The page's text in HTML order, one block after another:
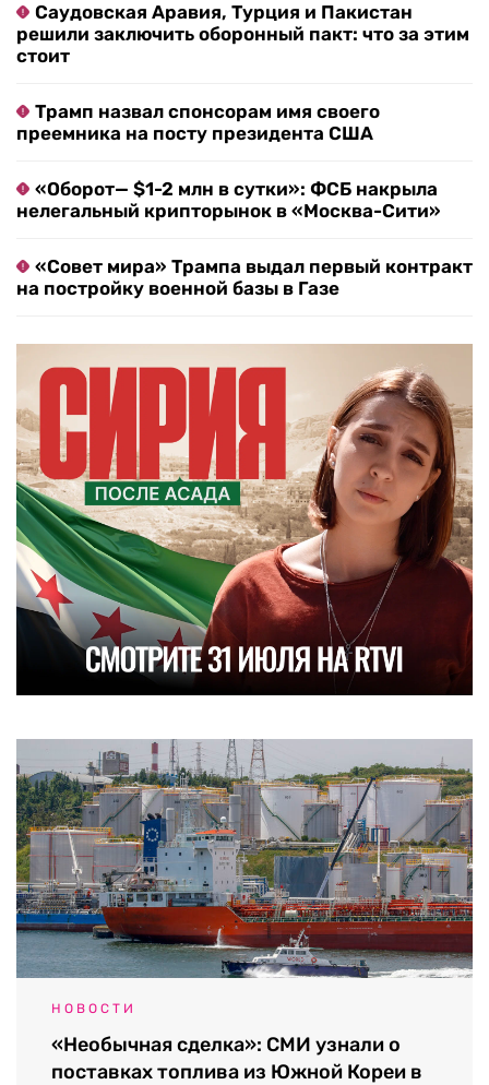
Саудовская Аравия, Турция и Пакистан
решили заключить оборонный пакт: что за этим
стоит
Трамп назвал спонсорам имя своего
преемника на посту президента США
«Оборот— $1-2 млн в сутки»: ФСБ накрыла
нелегальный крипторынок в «Москва-Сити»
«Совет мира» Трампа выдал первый контракт
на постройку военной базы в Газе
НОВОСТИ
«Необычная сделка»: СМИ узнали о
поставках топлива из Южной Кореи в